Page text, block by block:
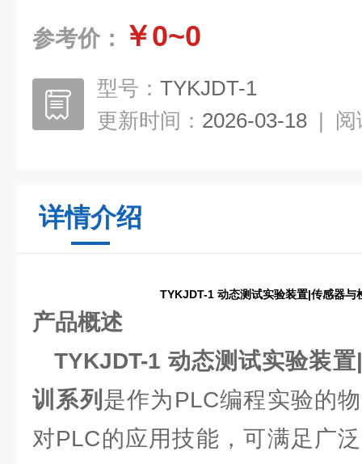
参考价： ￥0~0
型号： TYKJDT-1
更新时间： 2026-03-18 | 阅
详情介绍
TYKJDT-1 动态测试实验装置|传感器与
产品概述
TYKJDT-1 动态测试实验装
训系列 是作为PLC编程实验的
对PLC的应用技能，可满足广